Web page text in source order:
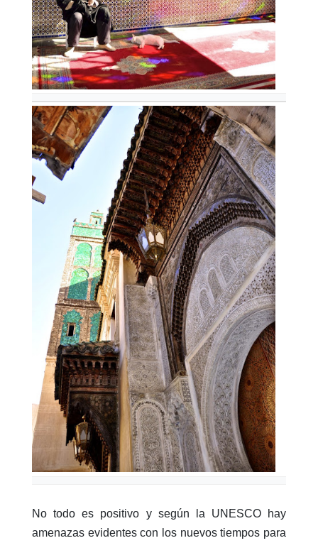
No todo es positivo y según la UNESCO hay
amenazas evidentes con los nuevos tiempos para